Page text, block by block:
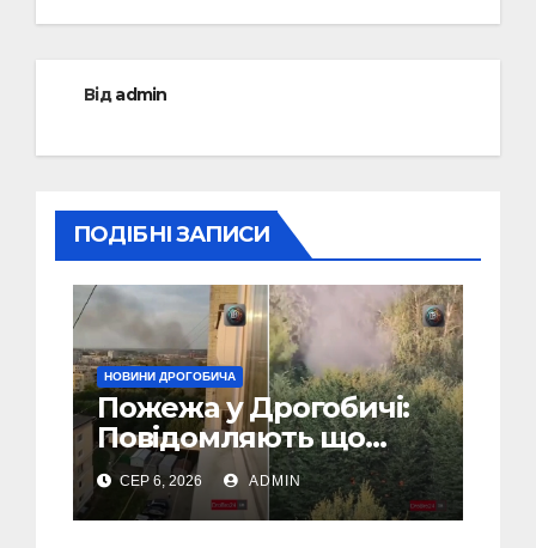
Відadmin
ПОДІБНІ ЗАПИСИ
НОВИНИ ДРОГОБИЧА
Пожежа у Дрогобичі:
Повідомляють що
горіло 5 гаражів
(Відео)
СЕР 6, 2026 ADMIN